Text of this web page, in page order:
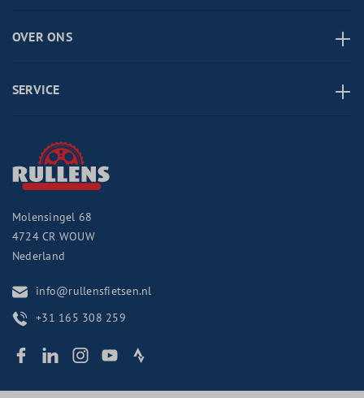
OVER ONS
SERVICE
Molensingel 68
4724 CR WOUW
Nederland
info@rullensfietsen.nl
+31 165 308 259